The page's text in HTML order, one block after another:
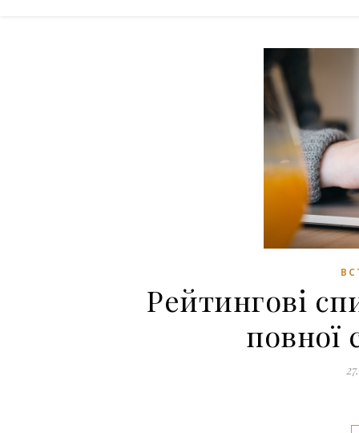
Рейтингові
повної